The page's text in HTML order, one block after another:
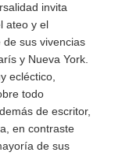
invita
ateo y el
sus vivencias
y Nueva York.
ecléctico,
todo
de escritor,
en contraste
de sus